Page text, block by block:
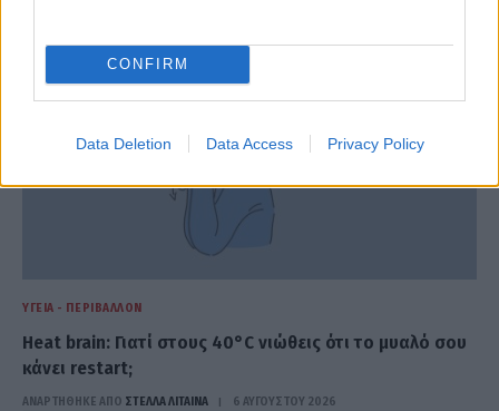
CONFIRM
Data Deletion Data Access Privacy Policy
ΥΓΕΊΑ - ΠΕΡΙΒΆΛΛΟΝ
Heat brain: Γιατί στους 40°C νιώθεις ότι το μυαλό σου
κάνει restart;
ΑΝΑΡΤΗΘΗΚΕ ΑΠΟ ΣΤΈΛΛΑ ΛΊΤΑΙΝΑ 6 ΑΥΓΟΎΣΤΟΥ 2026